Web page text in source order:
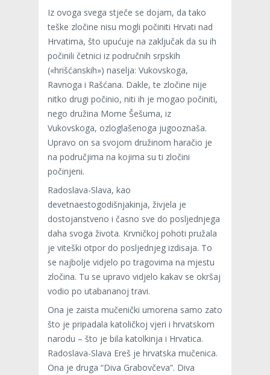
Iz ovoga svega stječe se dojam, da tako
teške zločine nisu mogli počiniti Hrvati nad
Hrvatima, što upućuje na zaključak da su ih
počinili četnici iz područnih srpskih
(«hrišćanskih») naselja: Vukovskoga,
Ravnoga i Rašćana. Dakle, te zločine nije
nitko drugi počinio, niti ih je mogao počiniti,
nego družina Mome Šešuma, iz
Vukovskoga, ozloglašenoga jugooznaša.
Upravo on sa svojom družinom haračio je
na područjima na kojima su ti zločini
počinjeni.
Radoslava-Slava, kao
devetnaestogodišnjakinja, živjela je
dostojanstveno i časno sve do posljednjega
daha svoga života. Krvničkoj pohoti pružala
je viteški otpor do posljednjeg izdisaja. To
se najbolje vidjelo po tragovima na mjestu
zločina. Tu se upravo vidjelo kakav se okršaj
vodio po utabananoj travi.
Ona je zaista mučenički umorena samo zato
što je pripadala katoličkoj vjeri i hrvatskom
narodu – što je bila katolkinja i Hrvatica.
Radoslava-Slava Ereš je hrvatska mučenica.
Ona je druga “Diva Grabovčeva”. Diva